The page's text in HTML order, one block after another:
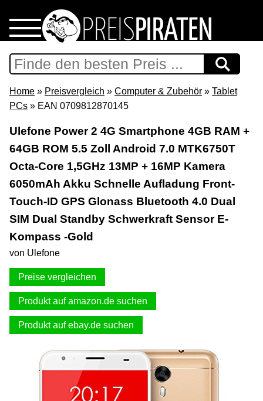
Home
Download
Support & Newsletter
Presse
Datenschutz
Impressum
Home » Preisvergleich » Computer & Zubehör » Tablet
PCs » EAN 0709812870145
Ulefone Power 2 4G Smartphone 4GB RAM +
64GB ROM 5.5 Zoll Android 7.0 MTK6750T
Octa-Core 1,5GHz 13MP + 16MP Kamera
6050mAh Akku Schnelle Aufladung Front-
Touch-ID GPS Glonass Bluetooth 4.0 Dual
SIM Dual Standby Schwerkraft Sensor E-
Kompass -Gold
von Ulefone
Preise vergleichen
Produkt auf amazon.de suchen
Produkt auf ebay.de suchen